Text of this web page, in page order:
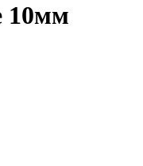
10мм